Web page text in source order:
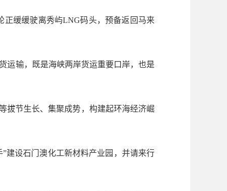
缓缓驶离秀屿LNG码头，预备返回马来
输，既是海峡两岸货运重要口岸，也是
节生长、集聚成势，构建起环海经济崛
设石门澳化工新材料产业园，并请来行